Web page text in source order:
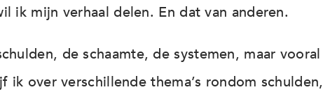
ik mijn verhaal delen. En dat van anderen.
de schaamte, de systemen, maar
ik over verschillende thema’s rondom schulden,